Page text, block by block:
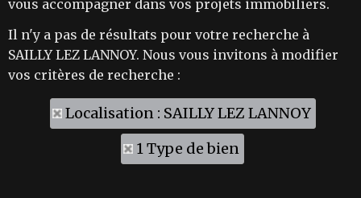
vous accompagner dans vos projets immobiliers.
Il n'y a pas de résultats pour votre recherche à
SAILLY LEZ LANNOY. Nous vous invitons à modifier
vos critères de recherche :
Localisation : SAILLY LEZ LANNOY
1 Type de bien